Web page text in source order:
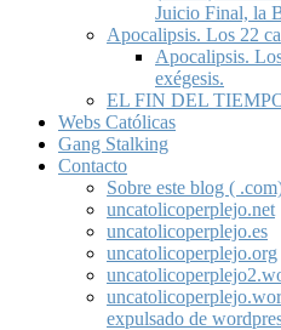
Juicio Final, la
Apocalipsis. Los 22
Apocalipsis.
exégesis.
EL FIN DEL
Webs Católicas
Gang Stalking
Contacto
Sobre este blog (
uncatolicoperplejo.net
uncatolicoperplejo.es
uncatolicoperplejo.org
expulsado de